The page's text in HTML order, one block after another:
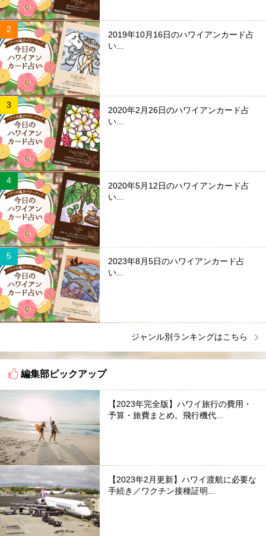
2019年10月16日のハワイアンカード占
い...
2020年2月26日のハワイアンカード占
い...
2020年5月12日のハワイアンカード占
い...
2023年8月5日のハワイアンカード占
い...
ジャンル別ランキングはこちら
編集部ピックアップ
【2023年完全版】ハワイ旅行の費用・
予算・旅費まとめ。飛行機代...
【2023年2月更新】ハワイ渡航に必要な
手続き／ワクチン接種証明...